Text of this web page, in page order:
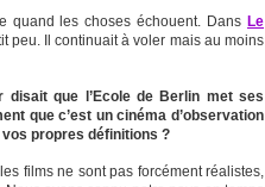
quand les choses échouent. Dans Le
peu. Il continuait à voler mais au moins
disait que l’Ecole de Berlin met ses
que c’est un cinéma d’observation
propres définitions ?
films ne sont pas forcément réalistes,